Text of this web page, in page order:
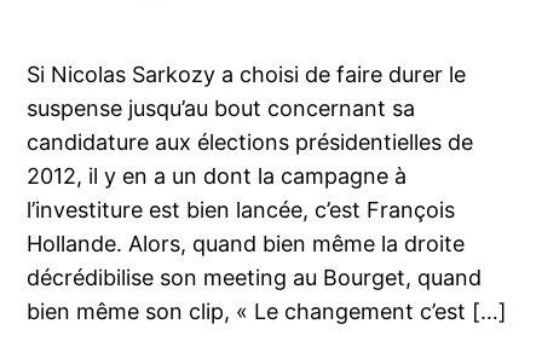
Si Nicolas Sarkozy a choisi de faire durer le
suspense jusqu’au bout concernant sa
candidature aux élections présidentielles de
2012, il y en a un dont la campagne à
l’investiture est bien lancée, c’est François
Hollande. Alors, quand bien même la droite
décrédibilise son meeting au Bourget, quand
bien même son clip, « Le changement c’est […]